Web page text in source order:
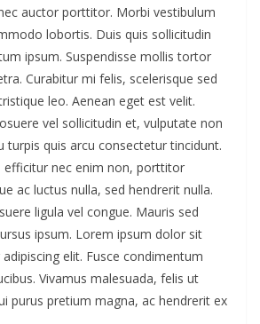
auctor porttitor. Morbi vestibulum
lobortis. Duis quis sollicitudin
ipsum. Suspendisse mollis tortor
Curabitur mi felis, scelerisque sed
leo. Aenean eget est velit.
vel sollicitudin et, vulputate non
turpis quis arcu consectetur tincidunt.
efficitur nec enim non, porttitor
ac luctus nulla, sed hendrerit nulla.
ligula vel congue. Mauris sed
ipsum. Lorem ipsum dolor sit
elit. Fusce condimentum
Vivamus malesuada, felis ut
purus pretium magna, ac hendrerit ex